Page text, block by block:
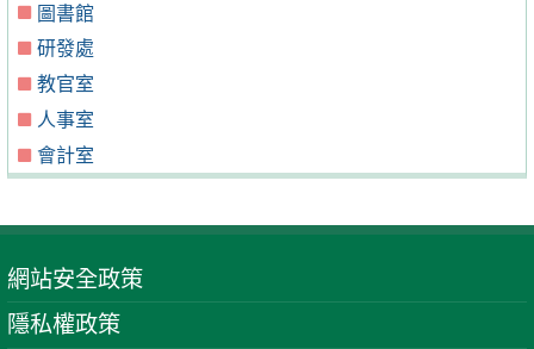
圖書館
研發處
教官室
人事室
會計室
網站安全政策
隱私權政策